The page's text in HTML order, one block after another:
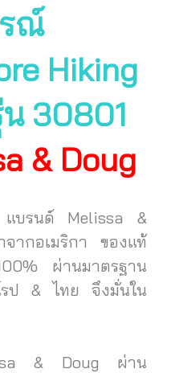
ณ์
Hiking
30801
& Doug
แบรนด์ Melissa &
จากอเมริกา ของแท้
ผ่านมาตรฐาน
ป & ไทย จึงมั่นใน
& Doug ผ่าน